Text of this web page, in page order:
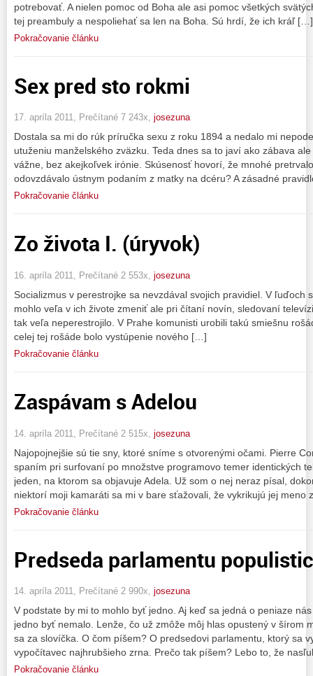
potrebovať. A nielen pomoc od Boha ale asi pomoc všetkých
tej preambuly a nespoliehať sa len na Boha. Sú hrdí, že ich kráľ […]
Pokračovanie článku
Sex pred sto rokmi
17. apríla 2011, Prečítané 7 243x, josezuna
Dostala sa mi do rúk príručka sexu z roku 1894 a nedalo mi
utuženiu manželského zväzku. Teda dnes sa to javí ako zábava
vážne, bez akejkoľvek irónie. Skúsenosť hovorí, že mnohé
odovzdávalo ústnym podaním z matky na dcéru? A zásadné
Pokračovanie článku
Zo života I. (úryvok)
16. apríla 2011, Prečítané 2 553x, josezuna
Socializmus v perestrojke sa nevzdával svojich pravidiel. V ľuďoch
mohlo veľa v ich živote zmeniť ale pri čítaní novín, sledovaní
tak veľa neperestrojilo. V Prahe komunisti urobili takú smiešnu
celej tej rošáde bolo vystúpenie nového […]
Pokračovanie článku
Zaspávam s Adelou
14. apríla 2011, Prečítané 2 515x, josezuna
Najopojnejšie sú tie sny, ktoré sníme s otvorenými očami. Pierre
spaním pri surfovaní po množstve programovo temer identických
jeden, na ktorom sa objavuje Adela. Už som o nej neraz písal,
niektorí moji kamaráti sa mi v bare sťažovali, že vykrikujú jej meno
Pokračovanie článku
Predseda parlamentu
14. apríla 2011, Prečítané 2 990x, josezuna
V podstate by mi to mohlo byť jedno. Aj keď sa jedná o peniaze
jedno byť nemalo. Lenže, čo už zmôže môj hlas opustený v šírom
sa za slovíčka. O čom píšem? O predsedovi parlamentu, ktorý sa
vypočítavec najhrubšieho zrna. Prečo tak píšem? Lebo to, že
Pokračovanie článku